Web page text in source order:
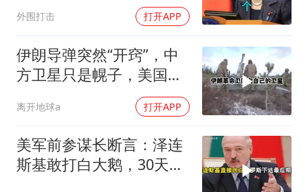
外围打击 打开APP
伊朗导弹突然“开窍”，中
方卫星只是幌子，美国真
离开地球a 打开APP
美军前参谋长断言：泽连
斯基敢打白大鹅，30天内